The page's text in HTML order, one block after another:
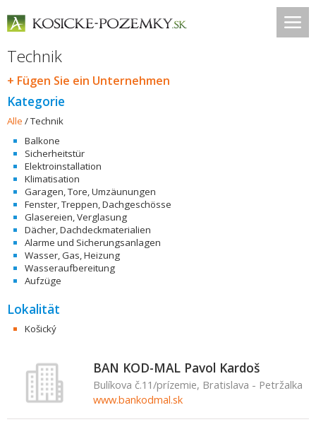
Technik
+ Fügen Sie ein Unternehmen
Kategorie
Alle /Technik
Balkone
Sicherheitstür
Elektroinstallation
Klimatisation
Garagen, Tore, Umzäunungen
Fenster, Treppen, Dachgeschösse
Glasereien, Verglasung
Dächer, Dachdeckmaterialien
Alarme und Sicherungsanlagen
Wasser, Gas, Heizung
Wasseraufbereitung
Aufzüge
Lokalität
Košický
BAN KOD-MAL Pavol Kardoš
Bulíkova č.11/prízemie, Bratislava - Petržalka
www.bankodmal.sk